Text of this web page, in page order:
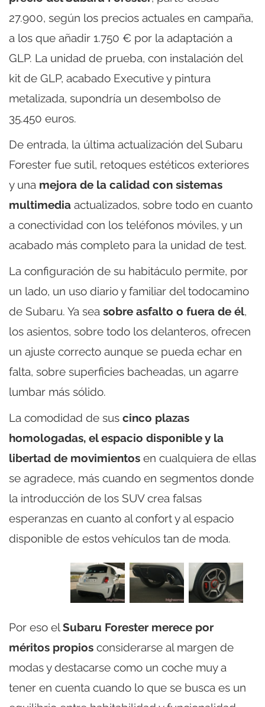
27.900, según los precios actuales en campaña,
a los que añadir 1.750 € por la adaptación a
GLP. La unidad de prueba, con instalación del
kit de GLP, acabado Executive y pintura
metalizada, supondría un desembolso de
35.450 euros.
De entrada, la última actualización del Subaru
Forester fue sutil, retoques estéticos exteriores
y una mejora de la calidad con sistemas
multimedia actualizados, sobre todo en cuanto
a conectividad con los teléfonos móviles, y un
acabado más completo para la unidad de test.
La configuración de su habitáculo permite, por
un lado, un uso diario y familiar del todocamino
de Subaru. Ya sea sobre asfalto o fuera de él,
los asientos, sobre todo los delanteros, ofrecen
un ajuste correcto aunque se pueda echar en
falta, sobre superficies bacheadas, un agarre
lumbar más sólido.
La comodidad de sus cinco plazas
homologadas, el espacio disponible y la
libertad de movimientos en cualquiera de ellas
se agradece, más cuando en segmentos donde
la introducción de los SUV crea falsas
esperanzas en cuanto al confort y al espacio
disponible de estos vehículos tan de moda.
Por eso elSubaru Forester merece por
méritos propios considerarse al margen de
modas y destacarse como un coche muy a
tener en cuenta cuando lo que se busca es un